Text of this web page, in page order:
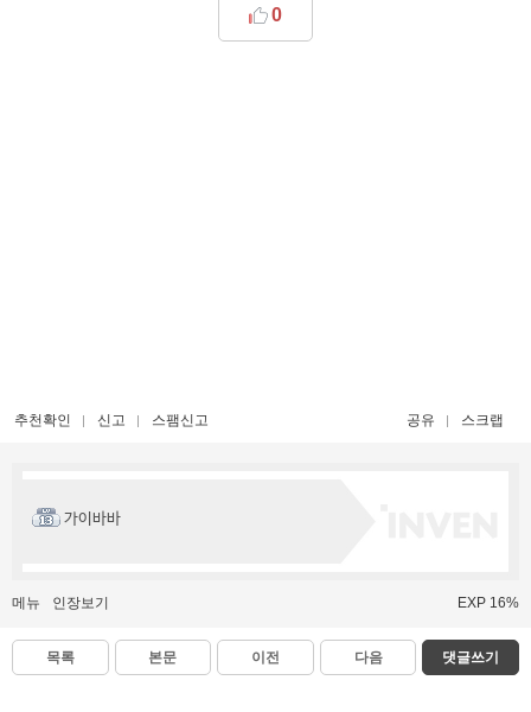
0
추천확인 신고 스팸신고 공유 스크랩
가이바바
메뉴 인장보기 EXP 16%
목록 본문 이전 다음 댓글쓰기